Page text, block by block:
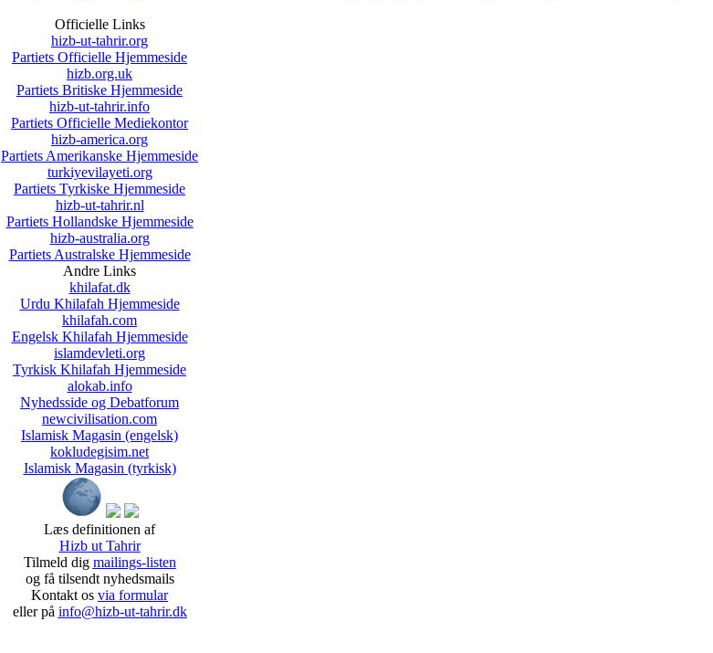
Officielle Links
hizb-ut-tahrir.org
Partiets Officielle Hjemmeside
hizb.org.uk
Partiets Britiske Hjemmeside
hizb-ut-tahrir.info
Partiets Officielle Mediekontor
hizb-america.org
Partiets Amerikanske Hjemmeside
turkiyevilayeti.org
Partiets Tyrkiske Hjemmeside
hizb-ut-tahrir.nl
Partiets Hollandske Hjemmeside
hizb-australia.org
Partiets Australske Hjemmeside
Andre Links
khilafat.dk
Urdu Khilafah Hjemmeside
khilafah.com
Engelsk Khilafah Hjemmeside
islamdevleti.org
Tyrkisk Khilafah Hjemmeside
alokab.info
Nyhedsside og Debatforum
newcivilisation.com
Islamisk Magasin (engelsk)
kokludegisim.net
Islamisk Magasin (tyrkisk)
Læs definitionen af
Hizb ut Tahrir
Tilmeld dig mailings-listen
og få tilsendt nyhedsmails
Kontakt os via formular
eller på info@hizb-ut-tahrir.dk